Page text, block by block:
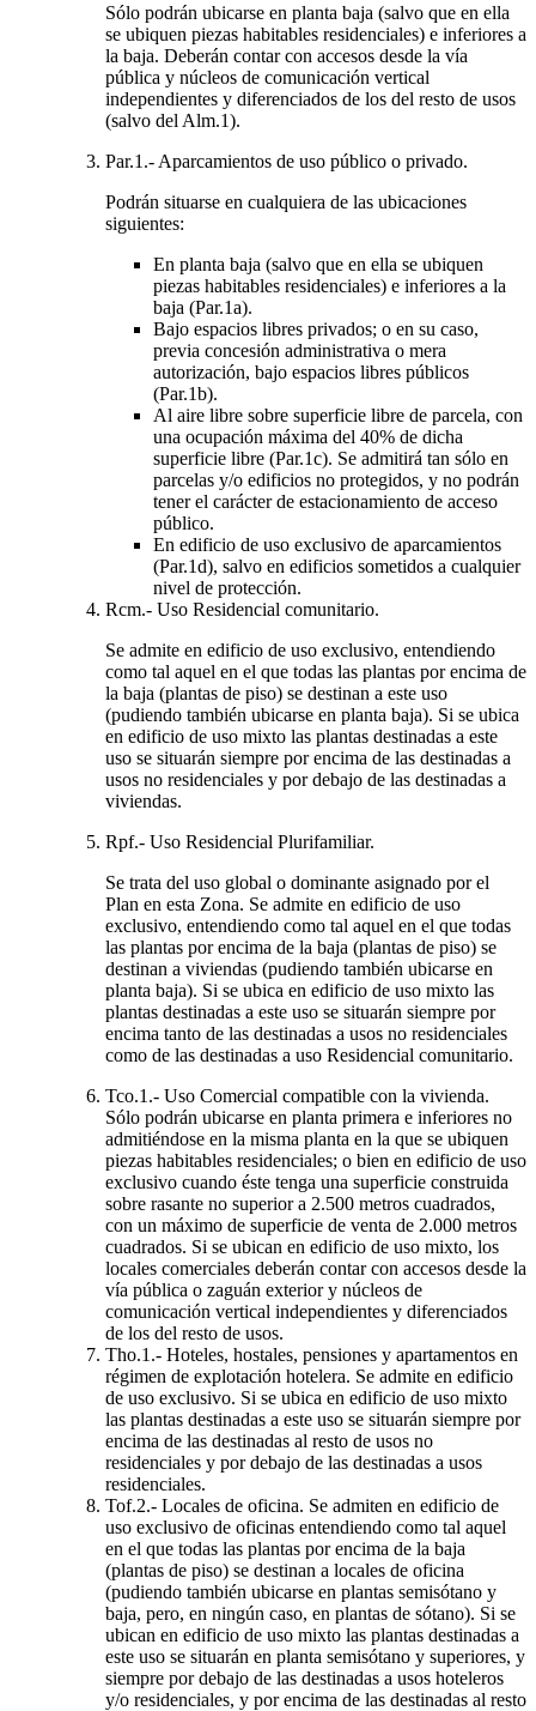
Sólo podrán ubicarse en planta baja (salvo que en ella
se ubiquen piezas habitables residenciales) e inferiores a
la baja. Deberán contar con accesos desde la vía
pública y núcleos de comunicación vertical
independientes y diferenciados de los del resto de usos
(salvo del Alm.1).
Par.1.- Aparcamientos de uso público o privado.
Podrán situarse en cualquiera de las ubicaciones
siguientes:
En planta baja (salvo que en ella se ubiquen
piezas habitables residenciales) e inferiores a la
baja (Par.1a).
Bajo espacios libres privados; o en su caso,
previa concesión administrativa o mera
autorización, bajo espacios libres públicos
(Par.1b).
Al aire libre sobre superficie libre de parcela, con
una ocupación máxima del 40% de dicha
superficie libre (Par.1c). Se admitirá tan sólo en
parcelas y/o edificios no protegidos, y no podrán
tener el carácter de estacionamiento de acceso
público.
En edificio de uso exclusivo de aparcamientos
(Par.1d), salvo en edificios sometidos a cualquier
nivel de protección.
Rcm.- Uso Residencial comunitario.
Se admite en edificio de uso exclusivo, entendiendo
como tal aquel en el que todas las plantas por encima de
la baja (plantas de piso) se destinan a este uso
(pudiendo también ubicarse en planta baja). Si se ubica
en edificio de uso mixto las plantas destinadas a este
uso se situarán siempre por encima de las destinadas a
usos no residenciales y por debajo de las destinadas a
viviendas.
Rpf.- Uso Residencial Plurifamiliar.
Se trata del uso global o dominante asignado por el
Plan en esta Zona. Se admite en edificio de uso
exclusivo, entendiendo como tal aquel en el que todas
las plantas por encima de la baja (plantas de piso) se
destinan a viviendas (pudiendo también ubicarse en
planta baja). Si se ubica en edificio de uso mixto las
plantas destinadas a este uso se situarán siempre por
encima tanto de las destinadas a usos no residenciales
como de las destinadas a uso Residencial comunitario.
Tco.1.- Uso Comercial compatible con la vivienda.
Sólo podrán ubicarse en planta primera e inferiores no
admitiéndose en la misma planta en la que se ubiquen
piezas habitables residenciales; o bien en edificio de uso
exclusivo cuando éste tenga una superficie construida
sobre rasante no superior a 2.500 metros cuadrados,
con un máximo de superficie de venta de 2.000 metros
cuadrados. Si se ubican en edificio de uso mixto, los
locales comerciales deberán contar con accesos desde la
vía pública o zaguán exterior y núcleos de
comunicación vertical independientes y diferenciados
de los del resto de usos.
Tho.1.- Hoteles, hostales, pensiones y apartamentos en
régimen de explotación hotelera. Se admite en edificio
de uso exclusivo. Si se ubica en edificio de uso mixto
las plantas destinadas a este uso se situarán siempre por
encima de las destinadas al resto de usos no
residenciales y por debajo de las destinadas a usos
residenciales.
Tof.2.- Locales de oficina. Se admiten en edificio de
uso exclusivo de oficinas entendiendo como tal aquel
en el que todas las plantas por encima de la baja
(plantas de piso) se destinan a locales de oficina
(pudiendo también ubicarse en plantas semisótano y
baja, pero, en ningún caso, en plantas de sótano). Si se
ubican en edificio de uso mixto las plantas destinadas a
este uso se situarán en planta semisótano y superiores, y
siempre por debajo de las destinadas a usos hoteleros
y/o residenciales, y por encima de las destinadas al resto